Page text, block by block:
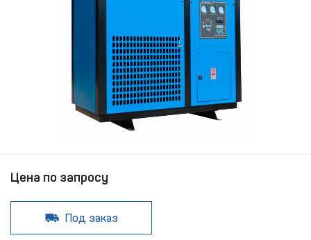
Цена по запросу
Под заказ